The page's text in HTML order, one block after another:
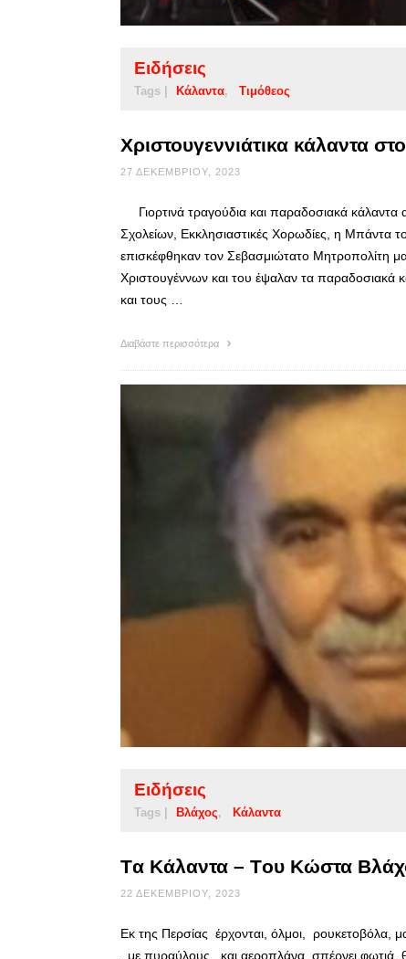
Ειδήσεις
Tags | Κάλαντα Τιμόθεος
Χριστουγεννιάτικα κάλαντα
27 ΔΕΚΕΜΒΡΊΟΥ, 2023
Γιορτινά τραγούδια και παραδοσιακά
Σχολείων, Εκκλησιαστικές Χορωδίες, η Μπάντα
επισκέφθηκαν τον Σεβασμιώτατο Μητροπολίτη
Χριστουγέννων και του έψαλαν τα παραδοσιακά
και τους …
Διαβάστε περισσότερα
Ειδήσεις
Tags | Βλάχος Κάλαντα
Tα Κάλαντα – Tου Κώστα
22 ΔΕΚΕΜΒΡΊΟΥ, 2023
Εκ της Περσίας έρχονται, όλμοι, ρουκετοβόλα,
, με πυραύλους και αεροπλάνα σπέρνει φωτιά